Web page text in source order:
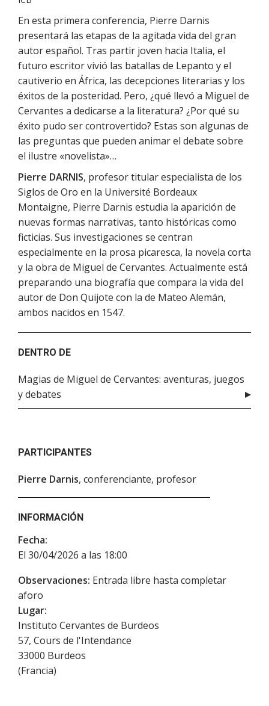
En esta primera conferencia, Pierre Darnis
presentará las etapas de la agitada vida del gran
autor español. Tras partir joven hacia Italia, el
futuro escritor vivió las batallas de Lepanto y el
cautiverio en África, las decepciones literarias y los
éxitos de la posteridad. Pero, ¿qué llevó a Miguel de
Cervantes a dedicarse a la literatura? ¿Por qué su
éxito pudo ser controvertido? Estas son algunas de
las preguntas que pueden animar el debate sobre
el ilustre «novelista»…
Pierre DARNIS, profesor titular especialista de los
Siglos de Oro en la Université Bordeaux
Montaigne, Pierre Darnis estudia la aparición de
nuevas formas narrativas, tanto históricas como
ficticias. Sus investigaciones se centran
especialmente en la prosa picaresca, la novela corta
y la obra de Miguel de Cervantes. Actualmente está
preparando una biografía que compara la vida del
autor de Don Quijote con la de Mateo Alemán,
ambos nacidos en 1547.
DENTRO DE
Magias de Miguel de Cervantes: aventuras, juegos
y debates
PARTICIPANTES
Pierre Darnis, conferenciante, profesor
INFORMACIÓN
Fecha:
El 30/04/2026 a las 18:00
Observaciones: Entrada libre hasta completar
aforo
Lugar:
Instituto Cervantes de Burdeos
57, Cours de l'Intendance
33000 Burdeos
(Francia)